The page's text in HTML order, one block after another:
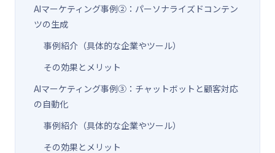
AIマーケティング事例②：パーソナライズドコンテン
ツの生成
事例紹介（具体的な企業やツール）
その効果とメリット
AIマーケティング事例③：チャットボットと顧客対応
の自動化
事例紹介（具体的な企業やツール）
その効果とメリット